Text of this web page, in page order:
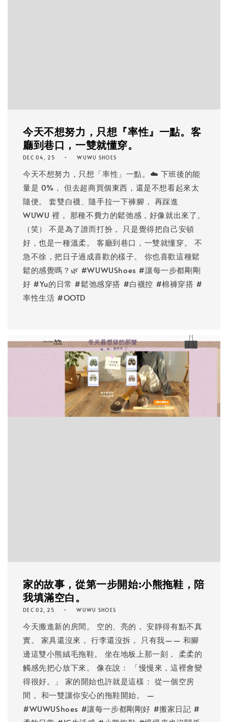
今天不想努力，只想『率性』一點。客
廳到巷口，一雙就懂穿。
DEC 04, 25 WUWU SHOES
今天不想努力，只想「率性」一點。☁️ 下班後的能
量是 0%， 但去超商買個東西，還是不想看起來太
隨便。 套雙白襪、隨手拉一下褲腳， 再踩進
WUWU 裡， 那種不費力的鬆弛感，好像就出來了。
（笑） 不是為了誰而打扮， 只是覺得把自己安頓
好，也是一種溫柔。 客廳到巷口，一雙就懂穿。 不
急不徐，把日子過成喜歡的樣子。 你也喜歡這種鬆
鬆的感覺嗎？🌿 #WUWUShoes #讓每一步都剛剛
好 #Yu的日常 #鬆弛感穿搭 #白襪控 #棉褲穿搭 #
率性生活 #OOTD
家的故事，從第一步開始:小熊拖鞋，陪
我填滿空白。
DEC 02, 25 WUWU SHOES
今天搬進新的房間。 空的、亮的， 安靜得有點不真
實。 家具還沒來， 行李還沒拆， 只有我—— 和腳
邊這雙小熊絨毛拖鞋。 坐在地板上那一刻， 柔柔的
觸感先把心放下來。 像在說： 「慢慢來，這裡會變
得很好。」 家的開始也許就是這樣： 從一個空房
間， 和一雙讓你安心的拖鞋開始。 —
#WUWUShoes #讓每一步都剛剛好 #搬家日記 #